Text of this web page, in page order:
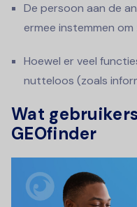
De persoon aan de
ermee instemmen
Hoewel er veel
nutteloos (zoals
Wat
GEOfinder